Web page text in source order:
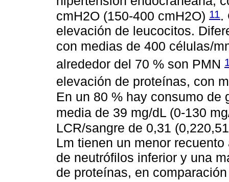
cmH2O (150-400 cmH2O) 11.
elevación de leucocitos.
con medias de 400 células/
alrededor del 70 % son PMN
elevación de proteínas, con
En un 80 % hay consumo de
media de 39 mg/dL (0-130
LCR/sangre de 0,31
Lm tienen un menor
de neutrófilos inferior y una
de proteínas, en